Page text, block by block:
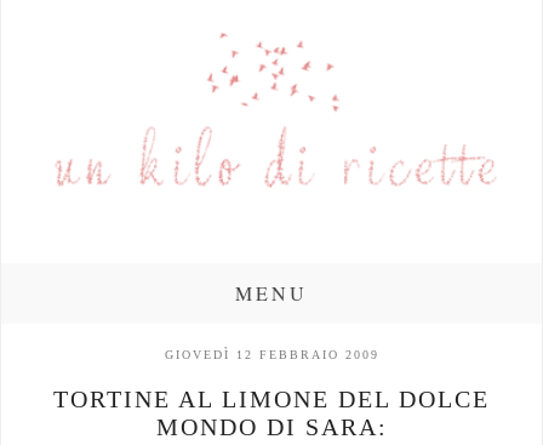
MENU
GIOVEDÌ 12 FEBBRAIO 2009
TORTINE AL LIMONE DEL DOLCE
MONDO DI SARA: